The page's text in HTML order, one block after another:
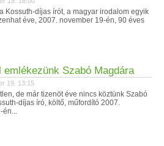
Kossuth-díjas írót, a magyar irodalom egyik
éve, 2007. november 19-én, 90 éves
Szabó Magdára
19. 13:15
de már tizenöt éve nincs köztünk Szabó
díjas író, költő, műfordító 2007.
én...